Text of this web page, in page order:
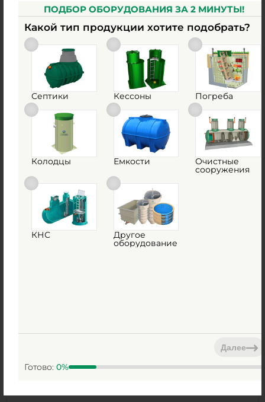
Питьевой колодец TERA D1000 H1500
Есть в наличии
Объем:
1.18 м3
Объем:
1.18 м3
Срок службы:
1
62 900 руб.
Объем:
1.57 м3
ПОДБОР ОБОРУДОВАНИЯ ЗА 2 МИНУТЫ!
Какой тип продукции хотите подобрать?
Септики Кессоны Погреба
Колодцы Емкости Очистные
сооружения
КНС Другое
оборудование
Готово: 0%
Далее